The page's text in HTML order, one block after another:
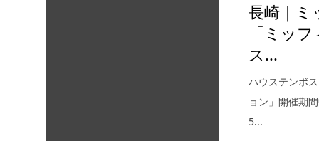
長崎｜ミ
「ミッ
ス...
ハウステンボ
ョン」開催期
5...